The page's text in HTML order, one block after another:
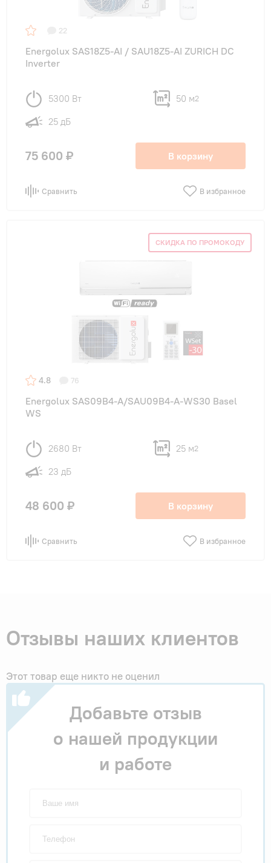
22
Energolux SAS18Z5-AI / SAU18Z5-AI ZURICH DC
Inverter
5300 Вт 50 м2
25 дБ
75 600 ₽ В корзину
Сравнить В избранное
СКИДКА ПО ПРОМОКОДУ
4.8 76
Energolux SAS09B4-A/SAU09B4-A-WS30 Basel
WS
2680 Вт 25 м2
23 дБ
48 600 ₽ В корзину
Сравнить В избранное
Отзывы наших клиентов
Этот товар еще никто не оценил
Добавьте отзыв
о нашей продукции
и работе